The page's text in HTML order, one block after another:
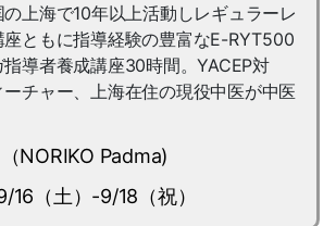
上海で10年以上活動しレギュラーレ
座ともに指導経験の豊富なE-RYT500
導者養成講座30時間。YACEP対
チャー、上海在住の現役中医が中医
NORIKO Padma)
16（土）-9/18（祝）